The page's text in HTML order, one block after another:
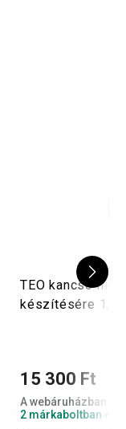
TEO kancsó
készítésére 1,0 l
15 300 Ft
A webáruházban
2 márkaboltban